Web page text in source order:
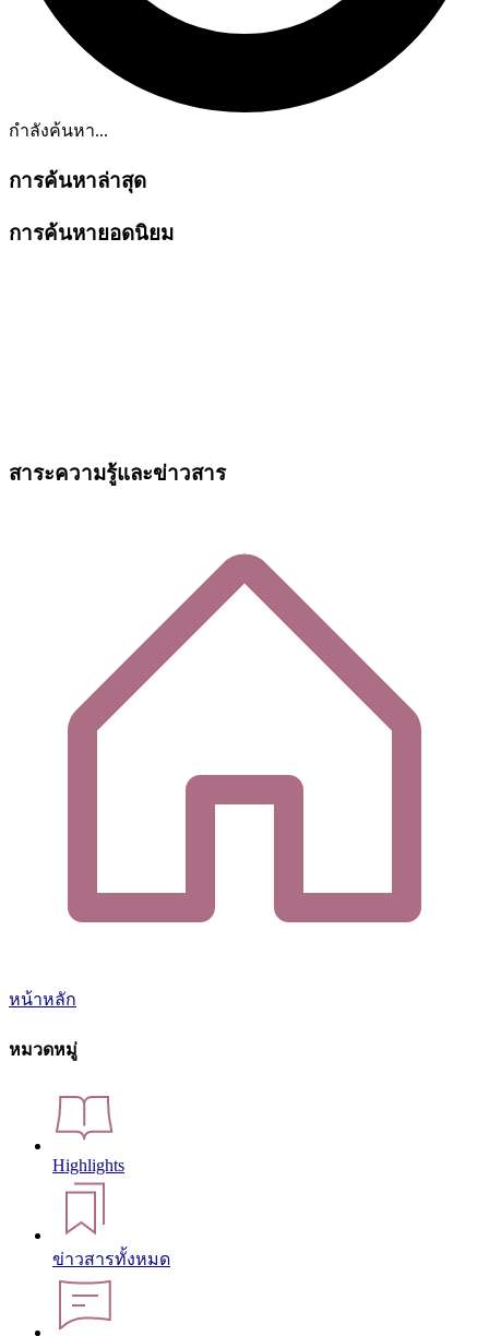
กำลังค้นหา...
การค้นหาล่าสุด
การค้นหายอดนิยม
สาระความรู้และข่าวสาร
หน้าหลัก
หมวดหมู่
Highlights
ข่าวสารทั้งหมด